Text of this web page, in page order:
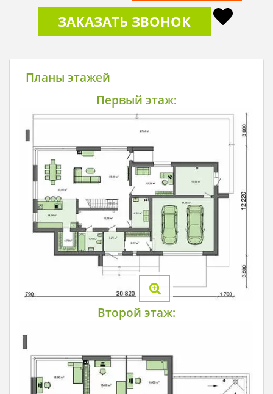
ЗАКАЗАТЬ ЗВОНОК
Планы этажей
Первый этаж:
Второй этаж: